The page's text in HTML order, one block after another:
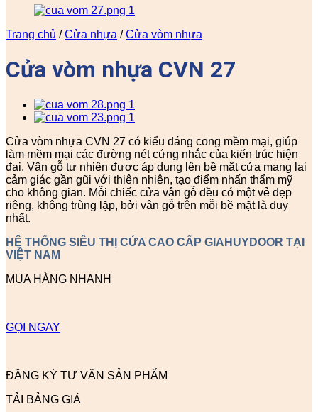
Trang chủ / Cửa nhựa / Cửa vòm nhựa
Cửa vòm nhựa CVN 27
Cửa vòm nhựa CVN 27 có kiểu dáng cong mềm mại, giúp
làm mềm mại các đường nét cứng nhắc của kiến trúc hiện
đại. Vân gỗ tự nhiên được áp dụng lên bề mặt cửa mang lại
cảm giác gần gũi với thiên nhiên, tạo điểm nhấn thẩm mỹ
cho không gian. Mỗi chiếc cửa vân gỗ đều có một vẻ đẹp
riêng, không trùng lặp, bởi vân gỗ trên mỗi bề mặt là duy
nhất.
HỆ THỐNG SIÊU THỊ CỬA CAO CẤP GIAHUYDOOR TẠI
VIỆT NAM
MUA HÀNG NHANH
GỌI NGAY
ĐĂNG KÝ TƯ VẤN SẢN PHẨM
TẢI BẢNG GIÁ